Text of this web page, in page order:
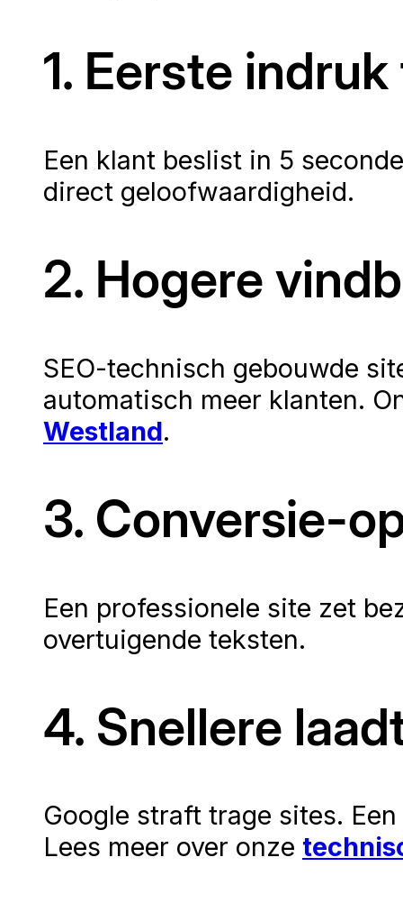
1. Eerste
Een klant beslist in 5
direct geloofwaardigheid.
2. Hogere
SEO-technisch gebouwde
automatisch meer klanten.
Westland.
3. Conversie-
Een professionele site zet
overtuigende teksten.
4. Snellere
Google straft trage sites.
Lees meer over onze